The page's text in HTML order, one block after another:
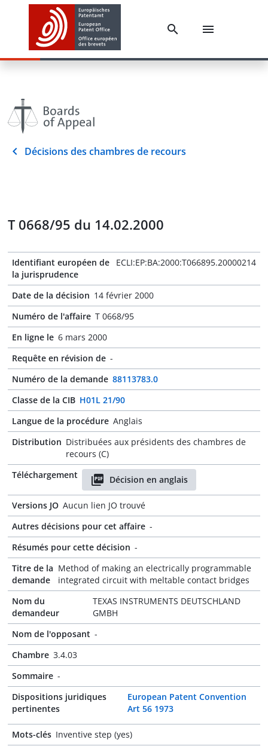
Décisions des chambres de recours
T 0668/95 du 14.02.2000
Identifiant européen de
la jurisprudence
ECLI:EP:BA:2000:T066895.20000214
Date de la décision 14 février 2000
Numéro de l'affaire T 0668/95
En ligne le 6 mars 2000
Requête en révision de -
Numéro de la demande 88113783.0
Classe de la CIB H01L 21/90
Langue de la procédure Anglais
Distribution Distribuées aux présidents des chambres de
recours (C)
Téléchargement
Décision en anglais
Versions JO Aucun lien JO trouvé
Autres décisions pour cet affaire -
Résumés pour cette décision -
Titre de la
demande
Method of making an electrically programmable
integrated circuit with meltable contact bridges
Nom du
demandeur
TEXAS INSTRUMENTS DEUTSCHLAND
GMBH
Nom de l'opposant -
Chambre 3.4.03
Sommaire -
Dispositions juridiques
pertinentes
European Patent Convention
Art 56 1973
Mots-clés Inventive step (yes)